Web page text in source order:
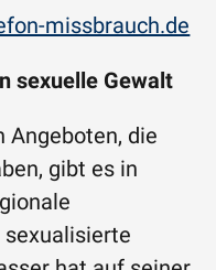
missbrauch.de
sexuelle Gewalt
Angeboten, die
gibt es in